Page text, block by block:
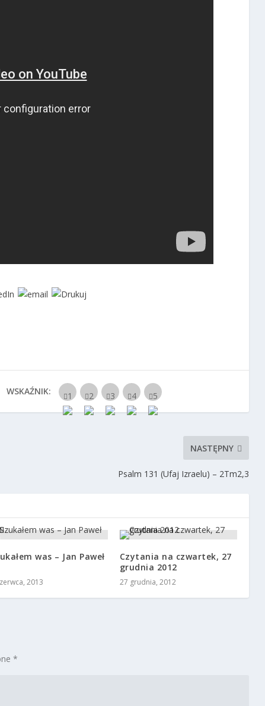
WSKAŹNIK:
NASTĘPNY
Psalm 131 (Ufaj Izraelu) – 2Tm2,3
was – Jan Paweł
2013
Czytania na czwartek, 27
grudnia 2012
27 grudnia, 2012
*